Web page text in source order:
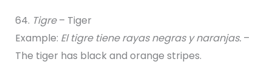
64. Tigre– Tiger
Example: El tigre tiene rayas negras y naranjas.–
The tiger has black and orange stripes.